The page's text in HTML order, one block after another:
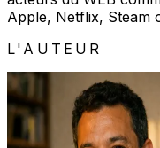
Apple, Netflix, Steam
L'AUTEUR